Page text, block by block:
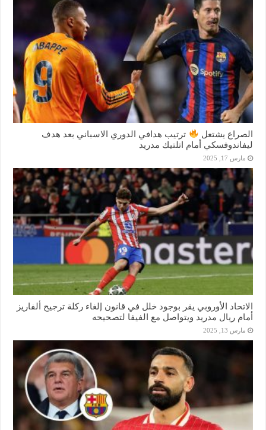
الصراع يشتعل
ترتيب هدافي الدوري الاسباني بعد هدف
ليفاندوفسكي أمام اتلتيك مدريد
مارس 17, 2025
الاتحاد الأوروبي يقر بوجود خلل في قانون إلغاء ركلة ترجيح ألفاريز
أمام ريال مدريد ويتواصل مع الفيفا لتصحيحه
مارس 13, 2025